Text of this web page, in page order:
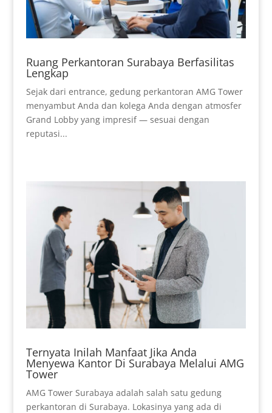
Ruang Perkantoran Surabaya Berfasilitas
Lengkap
Sejak dari entrance, gedung perkantoran AMG Tower
menyambut Anda dan kolega Anda dengan atmosfer
Grand Lobby yang impresif — sesuai dengan
reputasi...
Ternyata Inilah Manfaat Jika Anda
Menyewa Kantor Di Surabaya Melalui AMG
Tower
AMG Tower Surabaya adalah salah satu gedung
perkantoran di Surabaya. Lokasinya yang ada di